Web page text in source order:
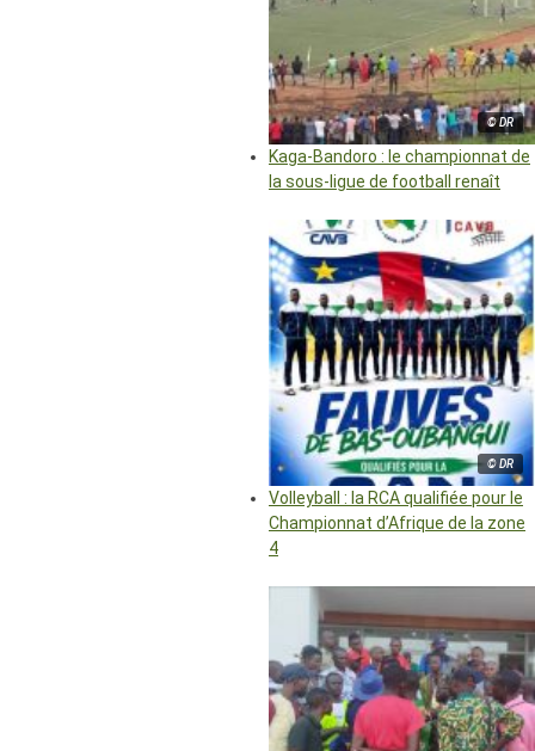
© DR
Kaga-Bandoro : le championnat de
la sous-ligue de football renaît
© DR
Volleyball : la RCA qualifiée pour le
Championnat d’Afrique de la zone
4